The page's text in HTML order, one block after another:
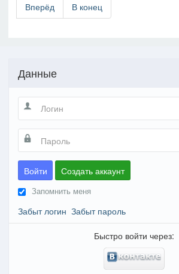
Вперёд
В конец
Данные
Войти Создать аккаунт
Запомнить меня
Забыт логин Забыт пароль
Быстро войти через: